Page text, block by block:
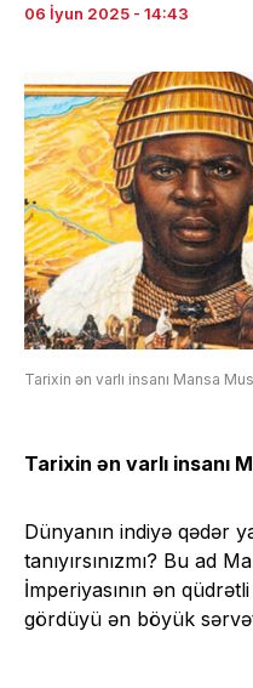
06 İyun 2025 - 14:43
Tarixin ən varlı insanı Mansa
Tarixin ən varlı insanı
Dünyanın indiyə qədər
tanıyırsınızmı? Bu ad
İmperiyasının ən
gördüyü ən böyük